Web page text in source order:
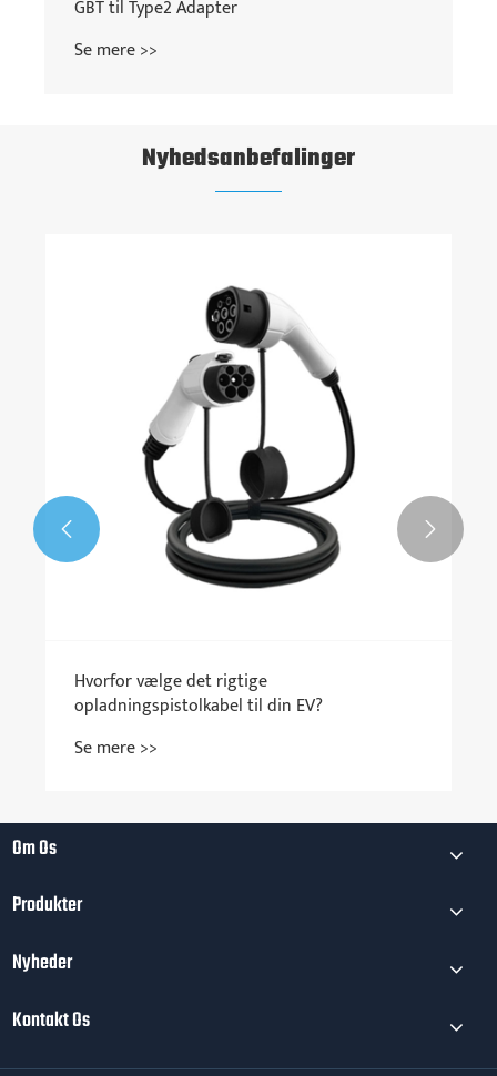
Nyhedsanbefalinger
Hvad gør CCS2 -indehaveren til EV -opladning
til at tilslutte søjlen på moderne EV -
 
Om Os
Produkter
Nyheder
Kontakt Os